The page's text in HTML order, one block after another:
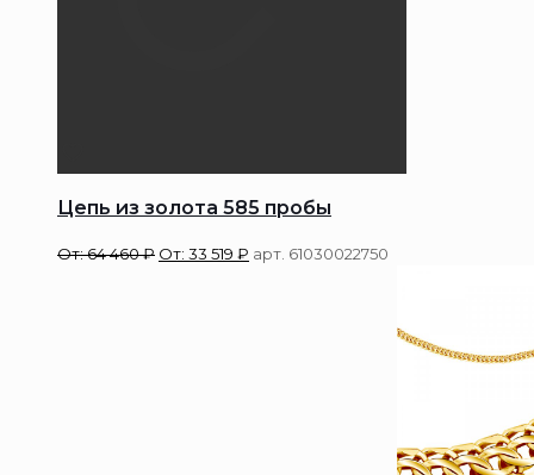
Цепь из золота 585 пробы
От:64 460₽ От: 33 519 ₽ арт. 61030022750